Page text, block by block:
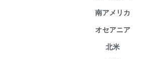
南アメリカ
オセアニア
北米